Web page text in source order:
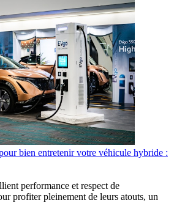
bien entretenir votre véhicule hybride :
performance et respect de
profiter pleinement de leurs atouts, un